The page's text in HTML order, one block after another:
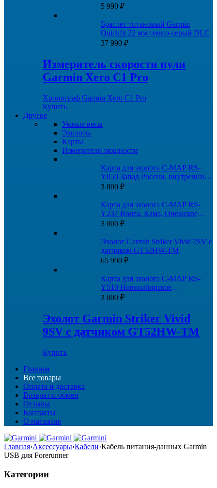
Fenix/Quatix/Tactix/Forerunner/Venu
5 990 ₽
Браслет титановый Garmin
Quickfit 22 мм темно-серый DLC
37 990 ₽
Измеритель скорости пули
Garmin Xero C1 Pro
Хронограф Garmin Xero C1 Pro
Купить
Другое
Умные весы
Эхолоты
Карты
Измерители мощности
Карта для эхолота C-MAP RS-
Y050 Запад России, внутренние
пути
3 000 ₽
Карта для эхолота C-MAP RS-
Y237 Волга, Кама, Онежское
озеро, и каналы
3 000 ₽
Эхолот Garmin Striker Vivid 7SV с
датчиком GT52HW-TM
65 990 ₽
Карта для эхолота C-MAP RS-
Y510 Новосибирское
водохранилище и Новосибирск-
3 000 ₽
Эхолот Garmin Striker Vivid
9SV с датчиком GT52HW-TM
Купить
Главная
Все товары
Оплата и доставка
Возврат и обмен
Отзывы
Контакты
О магазине
Главная›Аксессуары›Кабели›Кабель питания-данных Garmin
USB для Forerunner
Категории